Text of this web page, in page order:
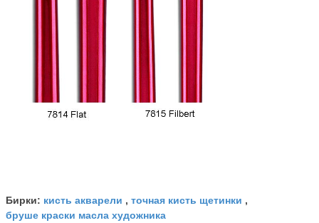
Бирки: кисть акварели , точная кисть щетинки ,
бруше краски масла художника